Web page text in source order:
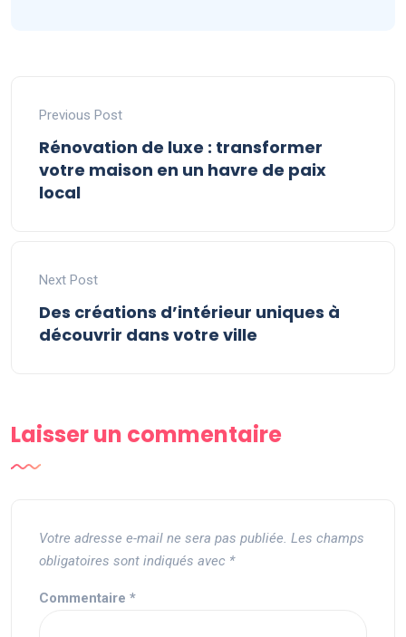
Previous Post
Rénovation de luxe : transformer
votre maison en un havre de paix
local
Next Post
Des créations d’intérieur uniques à
découvrir dans votre ville
Laisser un commentaire
Votre adresse e-mail ne sera pas publiée. Les champs
obligatoires sont indiqués avec *
Commentaire *